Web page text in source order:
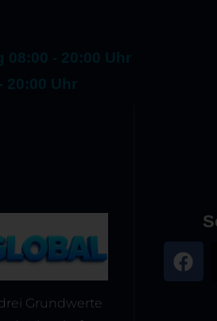
08:00 - 20:00 Uhr
20:00 Uhr
Grundwerte